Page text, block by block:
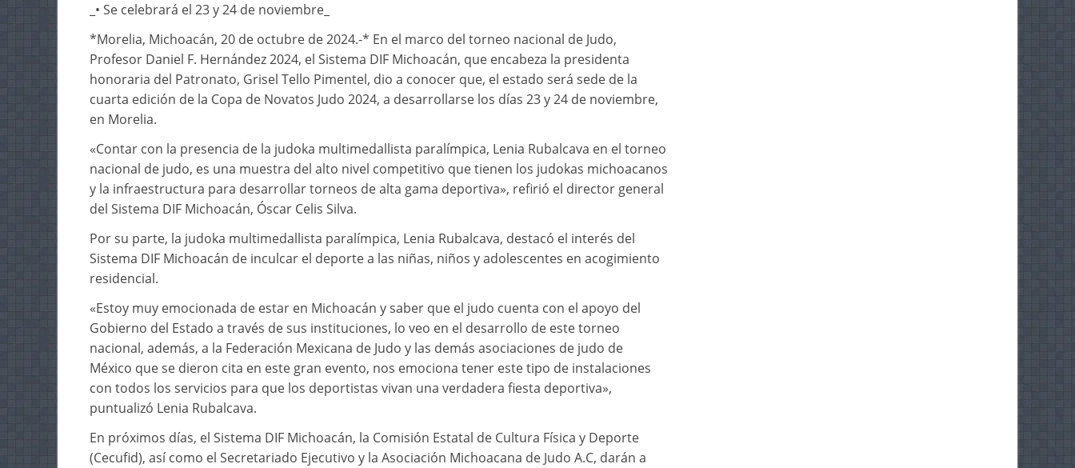
_• Se celebrará el 23 y 24 de noviembre_
*Morelia, Michoacán, 20 de octubre de 2024.-* En el marco del torneo nacional de Judo,
Profesor Daniel F. Hernández 2024, el Sistema DIF Michoacán, que encabeza la presidenta
honoraria del Patronato, Grisel Tello Pimentel, dio a conocer que, el estado será sede de la
cuarta edición de la Copa de Novatos Judo 2024, a desarrollarse los días 23 y 24 de noviembre,
en Morelia.
«Contar con la presencia de la judoka multimedallista paralímpica, Lenia Rubalcava en el torneo
nacional de judo, es una muestra del alto nivel competitivo que tienen los judokas michoacanos
y la infraestructura para desarrollar torneos de alta gama deportiva», refirió el director general
del Sistema DIF Michoacán, Óscar Celis Silva.
Por su parte, la judoka multimedallista paralímpica, Lenia Rubalcava, destacó el interés del
Sistema DIF Michoacán de inculcar el deporte a las niñas, niños y adolescentes en acogimiento
residencial.
«Estoy muy emocionada de estar en Michoacán y saber que el judo cuenta con el apoyo del
Gobierno del Estado a través de sus instituciones, lo veo en el desarrollo de este torneo
nacional, además, a la Federación Mexicana de Judo y las demás asociaciones de judo de
México que se dieron cita en este gran evento, nos emociona tener este tipo de instalaciones
con todos los servicios para que los deportistas vivan una verdadera fiesta deportiva»,
puntualizó Lenia Rubalcava.
En próximos días, el Sistema DIF Michoacán, la Comisión Estatal de Cultura Física y Deporte
(Cecufid), así como el Secretariado Ejecutivo y la Asociación Michoacana de Judo A.C, darán a